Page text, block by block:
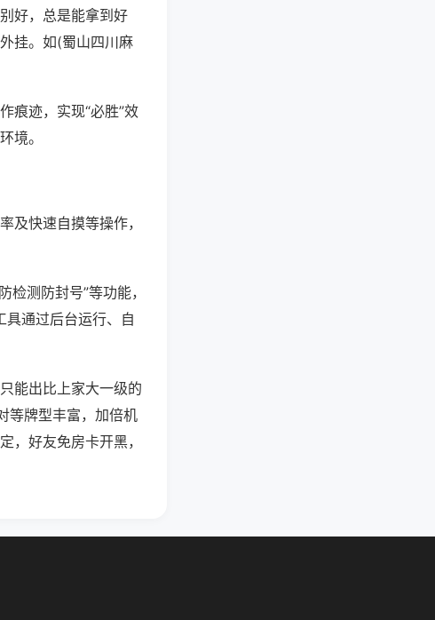
好，总是能拿到好
挂。如(蜀山四川麻
痕迹，实现“必胜”效
境。
及快速自摸等操作，
检测防封号”等功能，
具通过后台运行、自
能出比上家大一级的
等牌型丰富，加倍机
，好友免房卡开黑，